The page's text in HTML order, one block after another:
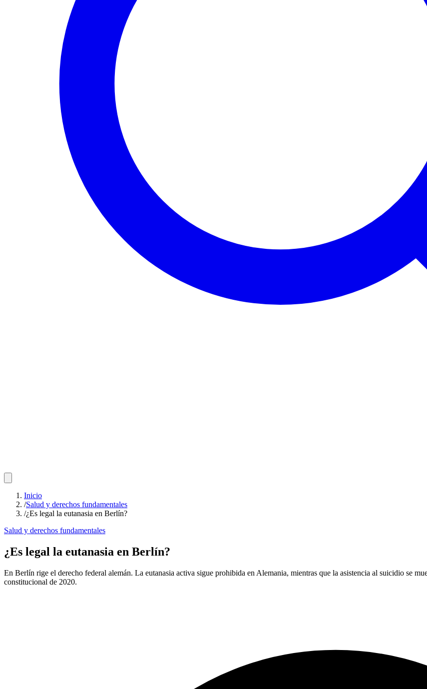
Inicio
/Salud y derechos fundamentales
/¿Es legal la eutanasia en Berlín?
Salud y derechos fundamentales
¿Es legal la eutanasia en Berlín?
En Berlín rige el derecho federal alemán. La eutanasia activa sigue prohibida en Alemania, mientras que la asistencia al suicidio se
constitucional de 2020.